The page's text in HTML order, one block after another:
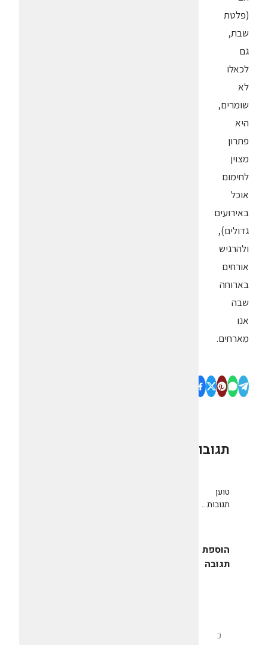
(פלטת
שבת,
גם
לכאלו
לא
שומרים,
היא
פתרון
מצוין
לחימום
אוכל
באירועים
גדולים),
ולהרגיש
אורחים
בארוחה
שבה
אנו
מארחים.
תגובות
טוען
תגובות...
הוספת
תגובה